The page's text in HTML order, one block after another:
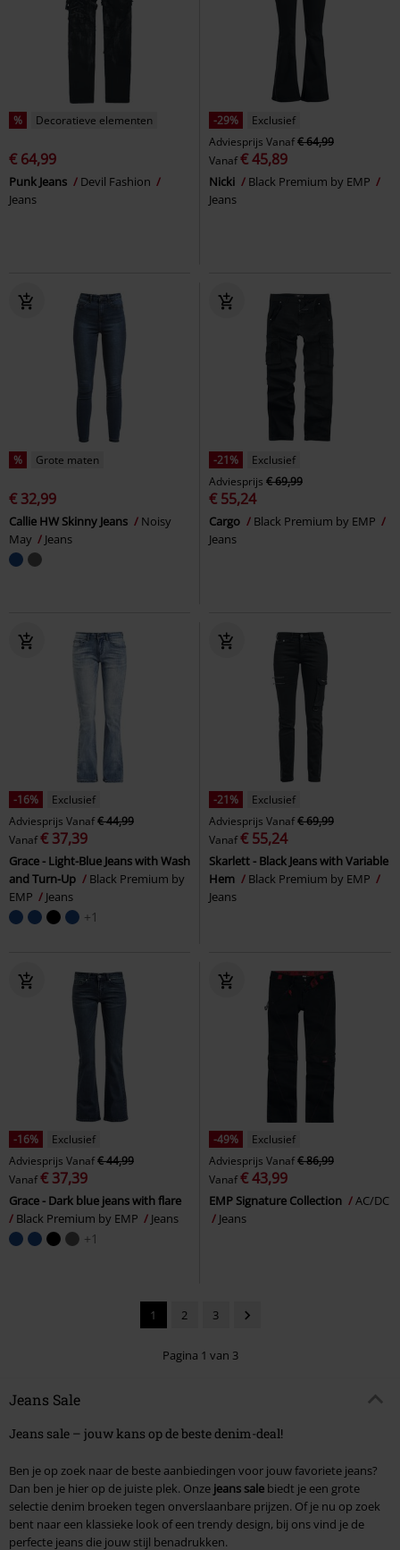
% Decoratieve elementen
€ 64,99
Punk Jeans
Devil Fashion
Jeans
-29%
Exclusief
Adviesprijs Vanaf€ 64,99
Vanaf€ 45,89
Nicki
Black Premium by EMP
Jeans
% Grote maten
€ 32,99
Callie HW Skinny Jeans
Noisy
May
Jeans
-21%
Exclusief
Adviesprijs € 69,99
€ 55,24
Cargo
Black Premium by EMP
Jeans
-16%
Exclusief
Adviesprijs Vanaf€ 44,99
Vanaf€ 37,39
Grace - Light-Blue Jeans with Wash
and Turn-Up
Black Premium by
EMP
Jeans
+1
-21%
Exclusief
Adviesprijs Vanaf€ 69,99
Vanaf€ 55,24
Skarlett - Black Jeans with Variable
Hem
Black Premium by EMP
Jeans
-16%
Exclusief
Adviesprijs Vanaf€ 44,99
Vanaf€ 37,39
Grace - Dark blue jeans with flare
Black Premium by EMP
Jeans
+1
-49%
Exclusief
Adviesprijs Vanaf€ 86,99
Vanaf€ 43,99
EMP Signature Collection
AC/DC
Jeans
1 2 3
Pagina 1 van 3
Jeans Sale
Jeans sale – jouw kans op de beste denim-deal!
Ben je op zoek naar de beste aanbiedingen voor jouw favoriete jeans?
Dan ben je hier op de juiste plek. Onze jeans sale biedt je een grote
selectie denim broeken tegen onverslaanbare prijzen. Of je nu op zoek
bent naar een klassieke look of een trendy design, bij ons vind je de
perfecte jeans die jouw stijl benadrukken.